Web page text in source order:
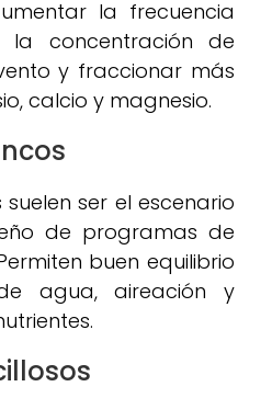
la frecuencia
la concentración de
y fraccionar más
calcio y magnesio.
ser el escenario
de programas de
buen equilibrio
agua, aireación y